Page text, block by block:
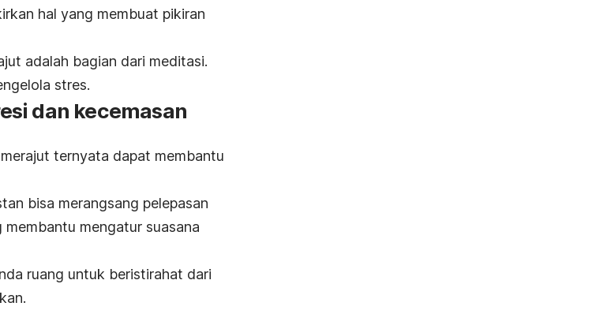
hal yang membuat pikiran
adalah bagian dari meditasi.
stres.
dan kecemasan
ternyata dapat membantu
bisa merangsang pelepasan
mengatur suasana
ruang untuk beristirahat dari